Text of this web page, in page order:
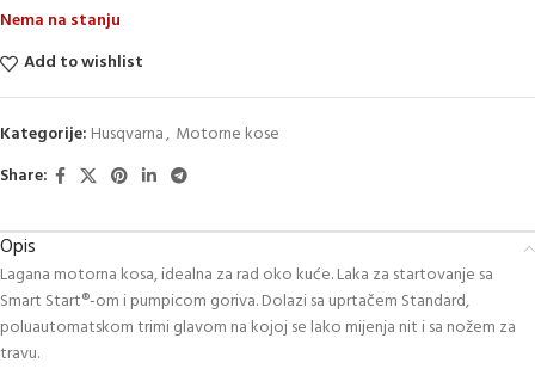
Nema na stanju
Add to wishlist
Kategorije: Husqvarna, Motorne kose
Share:
Opis
Lagana motorna kosa, idealna za rad oko kuće. Laka za startovanje sa
Smart Start®-om i pumpicom goriva. Dolazi sa uprtačem Standard,
poluautomatskom trimi glavom na kojoj se lako mijenja nit i sa nožem za
travu.